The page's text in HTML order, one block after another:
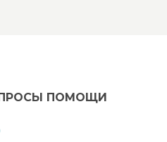
ПОМОЩИ